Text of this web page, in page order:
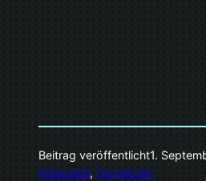
Beitrag veröffentlicht1.
Allgemein, Vergleiche